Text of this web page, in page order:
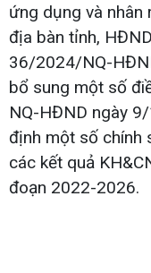
ứng dụng và nhân
địa bàn tỉnh,
36/2024/NQ-
bổ sung một số
NQ-HĐND ngày
định một số chính
các kết quả
đoạn 2022-2026.